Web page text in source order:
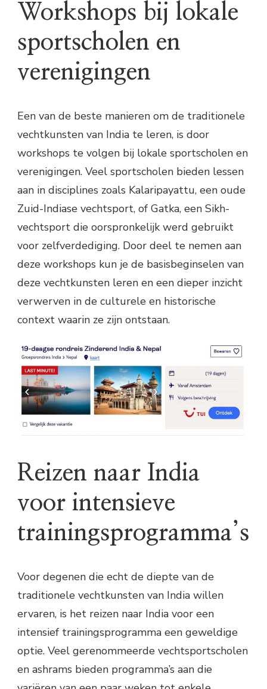
Workshops bij lokale
sportscholen en
verenigingen
Een van de beste manieren om de traditionele
vechtkunsten van India te leren, is door
workshops te volgen bij lokale sportscholen en
verenigingen. Veel sportscholen bieden lessen
aan in disciplines zoals Kalaripayattu, een oude
Zuid-Indiase vechtsport, of Gatka, een Sikh-
vechtsport die oorspronkelijk werd gebruikt
voor zelfverdediging. Door deel te nemen aan
deze workshops kun je de basisbeginselen van
deze vechtkunsten leren en een dieper inzicht
verwerven in de culturele en historische
context waarin ze zijn ontstaan.
Reizen naar India
voor intensieve
trainingsprogramma’s
Voor degenen die echt de diepte van de
traditionele vechtkunsten van India willen
ervaren, is het reizen naar India voor een
intensief trainingsprogramma een geweldige
optie. Veel gerenommeerde vechtsportscholen
en ashrams bieden programma’s aan die